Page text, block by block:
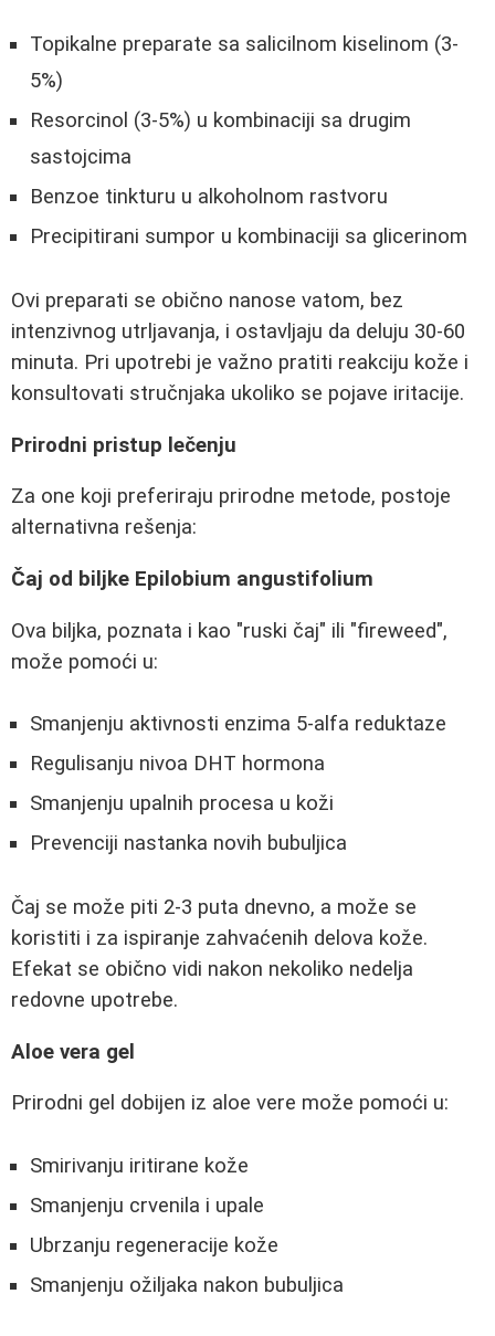
Topikalne preparate sa salicilnom kiselinom (3-
5%)
Resorcinol (3-5%) u kombinaciji sa drugim
sastojcima
Benzoe tinkturu u alkoholnom rastvoru
Precipitirani sumpor u kombinaciji sa glicerinom
Ovi preparati se obično nanose vatom, bez
intenzivnog utrljavanja, i ostavljaju da deluju 30-60
minuta. Pri upotrebi je važno pratiti reakciju kože i
konsultovati stručnjaka ukoliko se pojave iritacije.
Prirodni pristup lečenju
Za one koji preferiraju prirodne metode, postoje
alternativna rešenja:
Čaj od biljke Epilobium angustifolium
Ova biljka, poznata i kao "ruski čaj" ili "fireweed",
može pomoći u:
Smanjenju aktivnosti enzima 5-alfa reduktaze
Regulisanju nivoa DHT hormona
Smanjenju upalnih procesa u koži
Prevenciji nastanka novih bubuljica
Čaj se može piti 2-3 puta dnevno, a može se
koristiti i za ispiranje zahvaćenih delova kože.
Efekat se obično vidi nakon nekoliko nedelja
redovne upotrebe.
Aloe vera gel
Prirodni gel dobijen iz aloe vere može pomoći u:
Smirivanju iritirane kože
Smanjenju crvenila i upale
Ubrzanju regeneracije kože
Smanjenju ožiljaka nakon bubuljica